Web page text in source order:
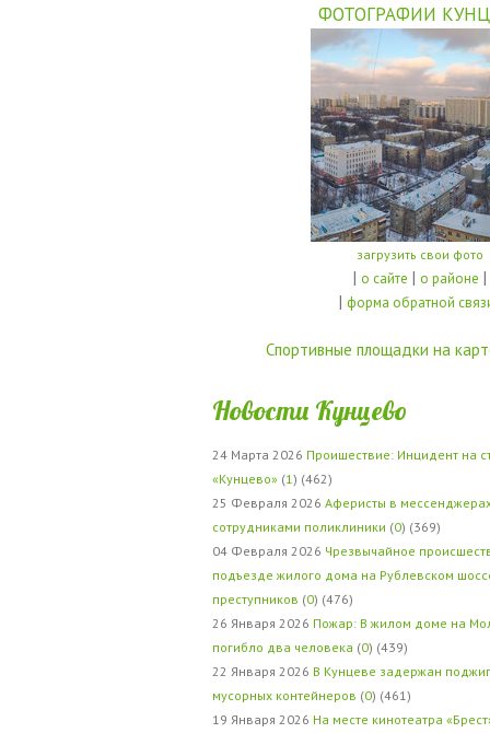
ФОТОГРАФИИ
загрузить свои фото
| о сайте | о районе |
| форма обратной
Спортивные площадки на
Новости Кунцево
24 Марта 2026 Проишествие: Инцидент на
«Кунцево» (1 ) (462)
25 Февраля 2026 Аферисты в
сотрудниками поликлиники (0) (369)
04 Февраля 2026 Чрезвычайное
подъезде жилого дома на Рублевском
преступников (0) (476)
26 Января 2026 Пожар: В жилом доме на
погибло два человека (0) (439)
22 Января 2026 В Кунцеве задержан
мусорных контейнеров (0) (461)
19 Января 2026 На месте кинотеатра